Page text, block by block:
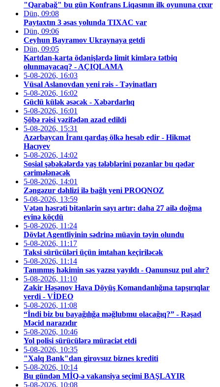
"Qarabağ" bu gün Konfrans Liqasının ilk oyununa çıxır
Dün, 09:08
Paytaxtın 3 əsas yolunda TIXAC var
Dün, 09:06
Ceyhun Bayramov Ukraynaya getdi
Dün, 09:05
Kartdan-karta ödənişlərdə limit kimlərə tətbiq
olunmayacaq? - AÇIQLAMA
5-08-2026, 16:03
Vüsal Aslanovdan yeni rəis - Təyinatları
5-08-2026, 16:02
Güclü külək əsəcək - Xəbərdarlıq
5-08-2026, 16:01
Şöbə rəisi vəzifədən azad edildi
5-08-2026, 15:31
Azərbaycan İranı qardaş ölkə hesab edir - Hikmət
Hacıyev
5-08-2026, 14:02
Sosial şəbəkələrdə yaş tələblərini pozanlar bu qədər
cərimələnəcək
5-08-2026, 14:01
Zəngəzur dəhlizi ilə bağlı yeni PROQNOZ
5-08-2026, 13:59
Vətən həsrəti bitənlərin sayı artır: daha 27 ailə doğma
evinə köçdü
5-08-2026, 11:24
Dövlət Agentliyinin sədrinə müavin təyin olundu
5-08-2026, 11:17
Taksi sürücüləri üçün imtahan keçiriləcək
5-08-2026, 11:14
Tanınmış həkimin səs yazısı yayıldı - Qanunsuz pul alır?
5-08-2026, 11:10
Zakir Həsənov Hava Döyüş Komandanlığına tapşırıqlar
verdi - VİDEO
5-08-2026, 11:08
“İndi biz bu bayağılığa məğlubmu olacağıq?” - Rəşad
Məcid narazıdır
5-08-2026, 10:46
Yol polisi sürücülərə müraciət etdi
5-08-2026, 10:35
"Xalq Bank"dan girovsuz biznes krediti
5-08-2026, 10:14
Bu gündən MİQ-ə vakansiya seçimi BAŞLAYIR
5-08-2026, 10:08